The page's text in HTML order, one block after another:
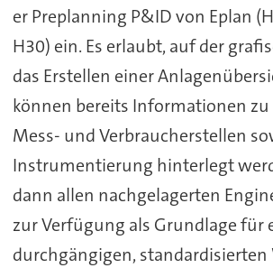
er Preplanning P&ID von Eplan
H30) ein. Es erlaubt, auf der
das Erstellen einer
können bereits Informationen zu
Mess- und Verbraucherstellen
Instrumentierung hinterlegt
dann allen nachgelagerten
zur Verfügung als Grundlage für
durchgängigen, standardisierten